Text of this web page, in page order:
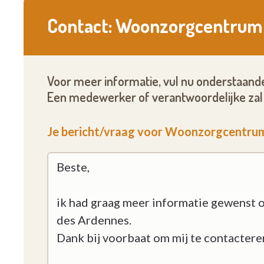
Contact:
Voor meer informatie, vul nu
Een medewerker of verantwoordelijke
Je bericht/vraag voor